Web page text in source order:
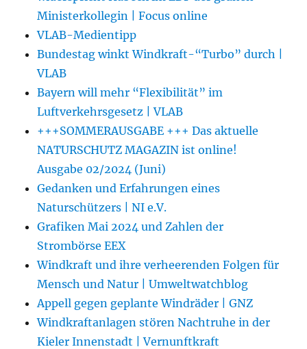
Ministerkollegin | Focus online
VLAB-Medientipp
Bundestag winkt Windkraft-“Turbo” durch |
VLAB
Bayern will mehr “Flexibilität” im
Luftverkehrsgesetz | VLAB
+++SOMMERAUSGABE +++ Das aktuelle
NATURSCHUTZ MAGAZIN ist online!
Ausgabe 02/2024 (Juni)
Gedanken und Erfahrungen eines
Naturschützers | NI e.V.
Grafiken Mai 2024 und Zahlen der
Strombörse EEX
Windkraft und ihre verheerenden Folgen für
Mensch und Natur | Umweltwatchblog
Appell gegen geplante Windräder | GNZ
Windkraftanlagen stören Nachtruhe in der
Kieler Innenstadt | Vernunftkraft